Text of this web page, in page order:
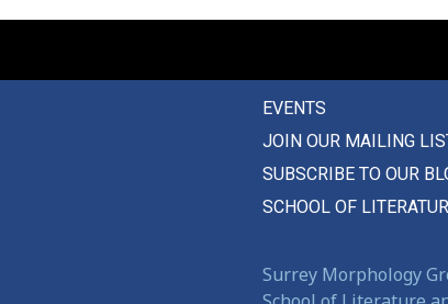
каркас
карлик
картавить
картофель
EVENTS
JOIN OUR MAILING
SUBSCRIBE TO OUR
SCHOOL OF
Surrey Morphology